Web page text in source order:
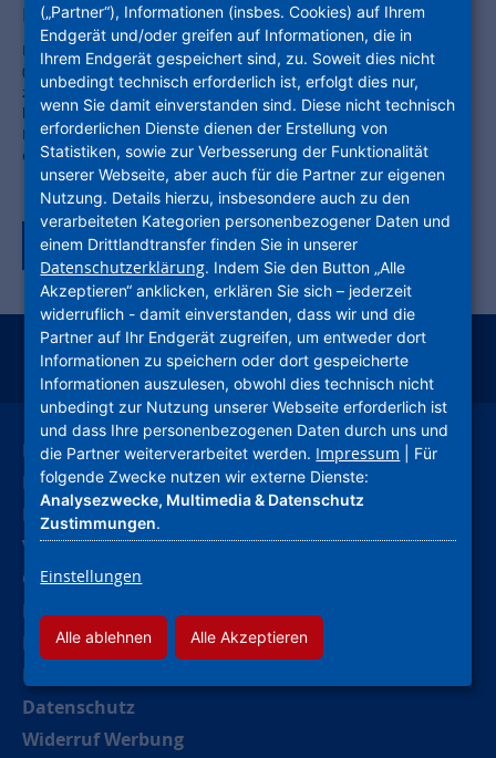
Routinen haben gegriffen
Die Unternehmensgruppe Nassauische Heimstätte | Wohnstadt
(NHW) hat nach knapp zwei Monaten ein erstes Zwischenresümee
zur Küfer-straße gezogen. Während die Untersuchungen in den
beiden Gebäude-riegeln 31-33 und 27-29 in den nicht geräumten
Bauabschnitten in den oberen Stockwerken fortgeführt werden, hat
die Betreuung der Mieter vorbildlich funktioniert.
Zurück zur Tagübersicht
instagramfacebookyoutubelinkedinkununuxing
Leichte Sprache
Deutsche Gebärdensprache
Kontakt
Verhaltenskodex (CoC)
Compliance
Hinweise und Meldestelle
Barrierefreiheitserklärung
Impressum
Datenschutz
Widerruf Werbung
(„Partner“), Informationen (insbes. Cookies) auf Ihrem
Endgerät und/oder greifen auf Informationen, die in
Ihrem Endgerät gespeichert sind, zu. Soweit dies nicht
unbedingt technisch erforderlich ist, erfolgt dies nur,
wenn Sie damit einverstanden sind. Diese nicht technisch
erforderlichen Dienste dienen der Erstellung von
Statistiken, sowie zur Verbesserung der Funktionalität
unserer Webseite, aber auch für die Partner zur eigenen
Nutzung. Details hierzu, insbesondere auch zu den
verarbeiteten Kategorien personenbezogener Daten und
einem Drittlandtransfer finden Sie in unserer
Datenschutzerklärung. Indem Sie den Button „Alle
Akzeptieren“ anklicken, erklären Sie sich – jederzeit
widerruflich - damit einverstanden, dass wir und die
Partner auf Ihr Endgerät zugreifen, um entweder dort
Informationen zu speichern oder dort gespeicherte
Informationen auszulesen, obwohl dies technisch nicht
unbedingt zur Nutzung unserer Webseite erforderlich ist
und dass Ihre personenbezogenen Daten durch uns und
die Partner weiterverarbeitet werden. Impressum | Für
folgende Zwecke nutzen wir externe Dienste:
Analysezwecke, Multimedia & Datenschutz
Zustimmungen.
Einstellungen
Alle ablehnen Alle Akzeptieren